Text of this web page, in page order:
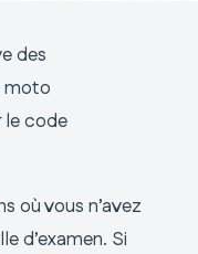
des
moto
le code
où vous n’avez
d’examen. Si